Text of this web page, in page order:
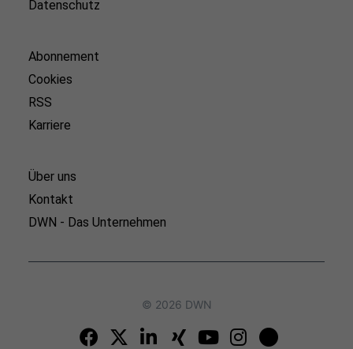
Datenschutz
Abonnement
Cookies
RSS
Karriere
Über uns
Kontakt
DWN - Das Unternehmen
© 2026 DWN